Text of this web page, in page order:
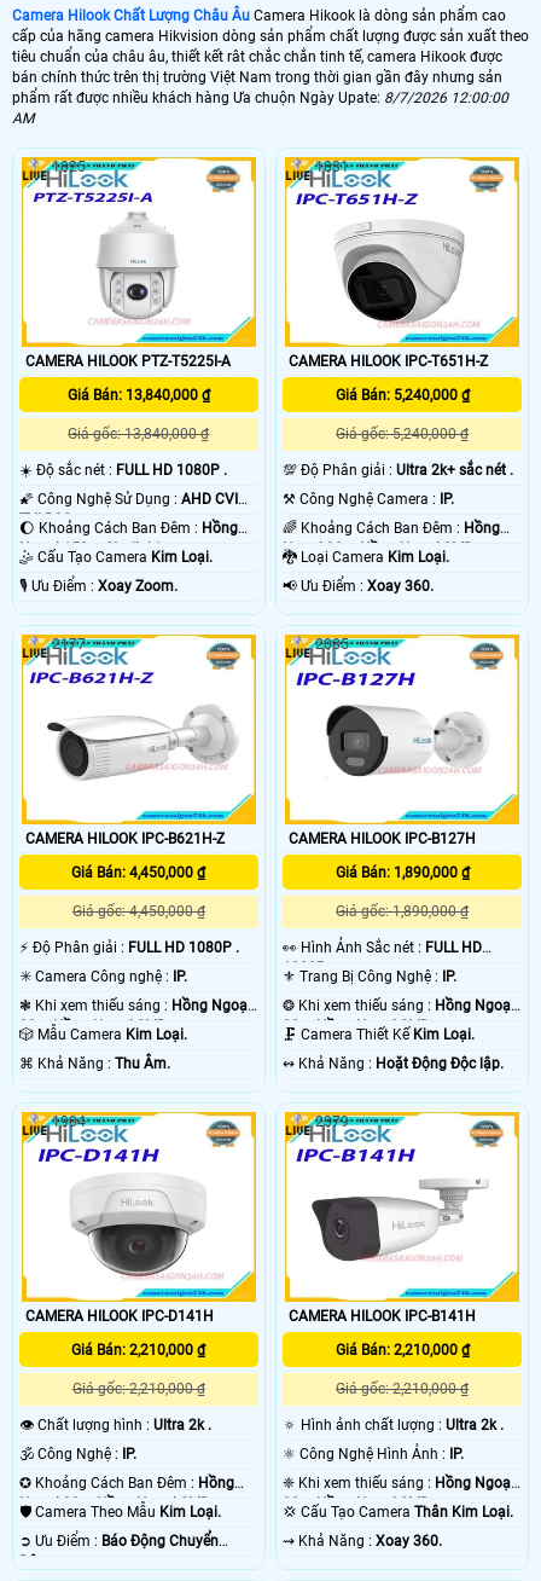
Camera Hilook Chất Lượng Châu Âu Camera Hikook là dòng sản phẩm cao
cấp của hãng camera Hikvision dòng sản phẩm chất lượng được sản xuất theo
tiêu chuẩn của châu âu, thiết kết rât chắc chắn tinh tế, camera Hikook được
bán chính thức trên thị trường Việt Nam trong thời gian gần đây nhưng sản
phẩm rất được nhiều khách hàng Ưa chuộn Ngày Upate: 8/7/2026 12:00:00
AM
CAMERA HILOOK PTZ-T5225I-A
Giá Bán: 13,840,000 ₫
Giá gốc: 13,840,000 ₫
☀️ Độ sắc nét : FULL HD 1080P .
🌠 Công Nghệ Sử Dụng : AHD CVI
TVI BCS.
🌔 Khoảng Cách Ban Đêm : Hồng
Ngoại 150m Starlight.
🤹 Cấu Tạo Camera Kim Loại.
️🎙 Ưu Điểm : Xoay Zoom.
1825
CAMERA HILOOK IPC-T651H-Z
Giá Bán: 5,240,000 ₫
Giá gốc: 5,240,000 ₫
💯 Độ Phân giải :Ultra 2k+ sắc nét .
⚒ Công Nghệ Camera :
IP.
🌈 Khoảng Cách Ban Đêm : Hồng
Ngoại 30m Hồng Ngoại SMD.
🐉️ Loại Camera Kim Loại.
️📢 Ưu Điểm :Xoay 360.
1831
CAMERA HILOOK IPC-B621H-Z
Giá Bán: 4,450,000 ₫
Giá gốc: 4,450,000 ₫
️⚡ Độ Phân giải : FULL HD 1080P .
✳️ Camera Công nghệ :
IP.
❃ Khi xem thiếu sáng : Hồng Ngoại
30m Hồng Ngoại SMD.
🎲 Mẫu Camera Kim Loại.
️⌘ Khả Năng : Thu Âm.
2177
CAMERA HILOOK IPC-B127H
Giá Bán: 1,890,000 ₫
Giá gốc: 1,890,000 ₫
️👀 Hình Ảnh Sắc nét : FULL HD
1080P .
⚜️ Trang Bị Công Nghệ :
IP.
❂ Khi xem thiếu sáng : Hồng Ngoại
30m Hồng Ngoại SMD.
🗜️ Camera Thiết Kế Kim Loại.
️↭ Khả Năng : Hoặt Động Độc lập.
2085
CAMERA HILOOK IPC-D141H
Giá Bán: 2,210,000 ₫
Giá gốc: 2,210,000 ₫
👁 Chất lượng hình : Ultra 2k .
🕉️ Công Nghệ :
IP.
✪ Khoảng Cách Ban Đêm : Hồng
Ngoại 30m Hồng Ngoại SMD.
🛡 Camera Theo Mẫu Kim Loại.
️➲ Ưu Điểm : Báo Động Chuyển
1904
CAMERA HILOOK IPC-B141H
Giá Bán: 2,210,000 ₫
Giá gốc: 2,210,000 ₫
🔅 Hình ảnh chất lượng :Ultra 2k .
⚛️ Công Nghệ Hình Ảnh :
IP.
❈ Khi xem thiếu sáng : Hồng Ngoại
30m Hồng Ngoại SMD.
💢 Cấu Tạo CameraThân Kim Loại.
️⇝ Khả Năng :Xoay 360.
2379